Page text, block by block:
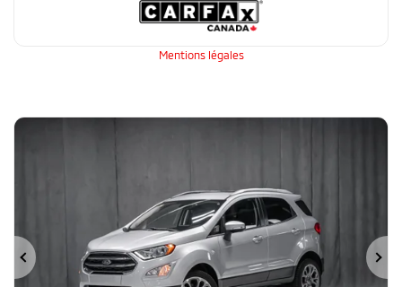
Mentions légales
Précédent